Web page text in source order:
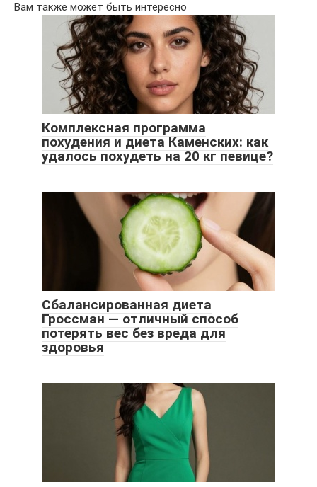
Вам также может быть интересно
Комплексная программа
похудения и диета Каменских: как
удалось похудеть на 20 кг певице?
Сбалансированная диета
Гроссман — отличный способ
потерять вес без вреда для
здоровья